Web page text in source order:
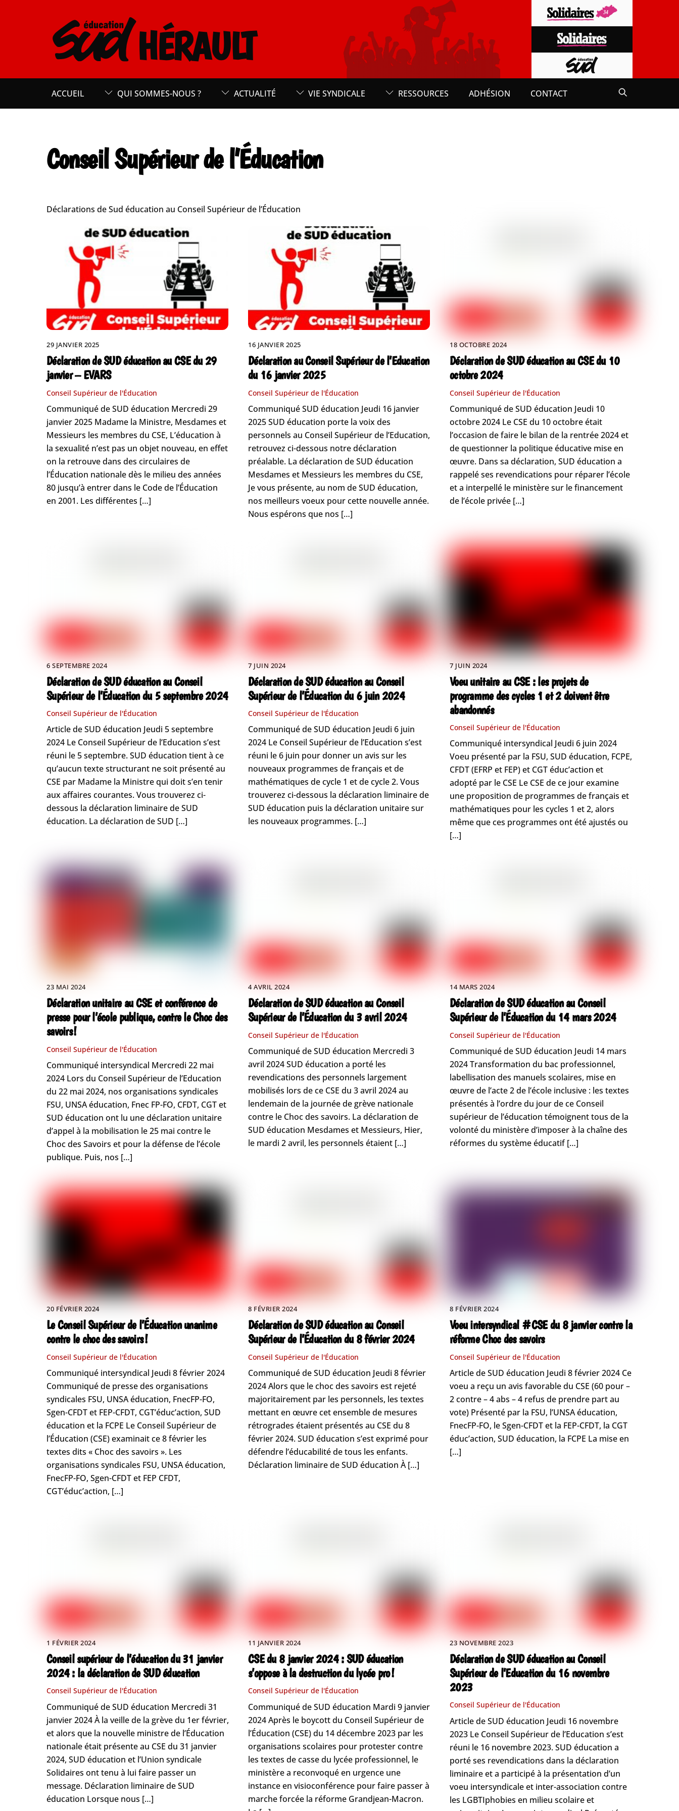
HÉRAULT
ACCUEIL QUI SOMMES-NOUS ? ACTUALITÉ VIE SYNDICALE RESSOURCES ADHÉSION CONTACT
Conseil Supérieur de l’Éducation
Déclarations de Sud éducation au Conseil Supérieur de l’Éducation
29 JANVIER 2025
Déclaration de SUD éducation au CSE du 29
janvier – EVARS
Conseil Supérieur de l'Éducation
Communiqué de SUD éducation Mercredi 29
janvier 2025 Madame la Ministre, Mesdames et
Messieurs les membres du CSE, L’éducation à
la sexualité n’est pas un objet nouveau, en effet
on la retrouve dans des circulaires de
l’Éducation nationale dès le milieu des années
80 jusqu’à entrer dans le Code de l’Éducation
en 2001. Les différentes […]
16 JANVIER 2025
Déclaration au Conseil Supérieur de l’Education
du 16 janvier 2025
Conseil Supérieur de l'Éducation
Communiqué SUD éducation Jeudi 16 janvier
2025 SUD éducation porte la voix des
personnels au Conseil Supérieur de l’Education,
retrouvez ci-dessous notre déclaration
préalable. La déclaration de SUD éducation
Mesdames et Messieurs les membres du CSE,
Je vous présente, au nom de SUD éducation,
nos meilleurs voeux pour cette nouvelle année.
Nous espérons que nos […]
18 OCTOBRE 2024
Déclaration de SUD éducation au CSE du 10
octobre 2024
Conseil Supérieur de l'Éducation
Communiqué de SUD éducation Jeudi 10
octobre 2024 Le CSE du 10 octobre était
l’occasion de faire le bilan de la rentrée 2024 et
de questionner la politique éducative mise en
œuvre. Dans sa déclaration, SUD éducation a
rappelé ses revendications pour réparer l’école
et a interpellé le ministère sur le financement
de l’école privée […]
6 SEPTEMBRE 2024
Déclaration de SUD éducation au Conseil
Supérieur de l’Éducation du 5 septembre 2024
Conseil Supérieur de l'Éducation
Article de SUD éducation Jeudi 5 septembre
2024 Le Conseil Supérieur de l’Education s’est
réuni le 5 septembre. SUD éducation tient à ce
qu’aucun texte structurant ne soit présenté au
CSE par Madame la Ministre qui doit s’en tenir
aux affaires courantes. Vous trouverez ci-
dessous la déclaration liminaire de SUD
éducation. La déclaration de SUD […]
7 JUIN 2024
Déclaration de SUD éducation au Conseil
Supérieur de l’Éducation du 6 juin 2024
Conseil Supérieur de l'Éducation
Communiqué de SUD éducation Jeudi 6 juin
2024 Le Conseil Supérieur de l’Education s’est
réuni le 6 juin pour donner un avis sur les
nouveaux programmes de français et de
mathématiques de cycle 1 et de cycle 2. Vous
trouverez ci-dessous la déclaration liminaire de
SUD éducation puis la déclaration unitaire sur
les nouveaux programmes. […]
7 JUIN 2024
Voeu unitaire au CSE : les projets de
programme des cycles 1 et 2 doivent être
abandonnés
Conseil Supérieur de l'Éducation
Communiqué intersyndical Jeudi 6 juin 2024
Voeu présenté par la FSU, SUD éducation, FCPE,
CFDT (EFRP et FEP) et CGT éduc’action et
adopté par le CSE Le CSE de ce jour examine
une proposition de programmes de français et
mathématiques pour les cycles 1 et 2, alors
même que ces programmes ont été ajustés ou
[…]
23 MAI 2024
Déclaration unitaire au CSE et conférence de
presse pour l’école publique, contre le Choc des
savoirs !
Conseil Supérieur de l'Éducation
Communiqué intersyndical Mercredi 22 mai
2024 Lors du Conseil Supérieur de l’Education
du 22 mai 2024, nos organisations syndicales
FSU, UNSA éducation, Fnec FP-FO, CFDT, CGT et
SUD éducation ont lu une déclaration unitaire
d’appel à la mobilisation le 25 mai contre le
Choc des Savoirs et pour la défense de l’école
publique. Puis, nos […]
4 AVRIL 2024
Déclaration de SUD éducation au Conseil
Supérieur de l’Éducation du 3 avril 2024
Conseil Supérieur de l'Éducation
Communiqué de SUD éducation Mercredi 3
avril 2024 SUD éducation a porté les
revendications des personnels largement
mobilisés lors de ce CSE du 3 avril 2024 au
lendemain de la journée de grève nationale
contre le Choc des savoirs. La déclaration de
SUD éducation Mesdames et Messieurs, Hier,
le mardi 2 avril, les personnels étaient […]
14 MARS 2024
Déclaration de SUD éducation au Conseil
Supérieur de l’Éducation du 14 mars 2024
Conseil Supérieur de l'Éducation
Communiqué de SUD éducation Jeudi 14 mars
2024 Transformation du bac professionnel,
labellisation des manuels scolaires, mise en
œuvre de l’acte 2 de l’école inclusive : les textes
présentés à l’ordre du jour de ce Conseil
supérieur de l’éducation témoignent tous de la
volonté du ministère d’imposer à la chaîne des
réformes du système éducatif […]
20 FÉVRIER 2024
Le Conseil Supérieur de l’Éducation unanime
contre le choc des savoirs !
Conseil Supérieur de l'Éducation
Communiqué intersyndical Jeudi 8 février 2024
Communiqué de presse des organisations
syndicales FSU, UNSA éducation, FnecFP-FO,
Sgen-CFDT et FEP-CFDT, CGT’éduc’action, SUD
éducation et la FCPE Le Conseil Supérieur de
l’Éducation (CSE) examinait ce 8 février les
textes dits « Choc des savoirs ». Les
organisations syndicales FSU, UNSA éducation,
FnecFP-FO, Sgen-CFDT et FEP CFDT,
CGT’éduc’action, […]
8 FÉVRIER 2024
Déclaration de SUD éducation au Conseil
Supérieur de l’Éducation du 8 février 2024
Conseil Supérieur de l'Éducation
Communiqué de SUD éducation Jeudi 8 février
2024 Alors que le choc des savoirs est rejeté
majoritairement par les personnels, les textes
mettant en œuvre cet ensemble de mesures
rétrogrades étaient présentés au CSE du 8
février 2024. SUD éducation s’est exprimé pour
défendre l’éducabilité de tous les enfants.
Déclaration liminaire de SUD éducation À […]
8 FÉVRIER 2024
Voeu intersyndical #CSE du 8 janvier contre la
réforme Choc des savoirs
Conseil Supérieur de l'Éducation
Article de SUD éducation Jeudi 8 février 2024 Ce
voeu a reçu un avis favorable du CSE (60 pour –
2 contre – 4 abs – 4 refus de prendre part au
vote) Présenté par la FSU, l’UNSA éducation,
FnecFP-FO, le Sgen-CFDT et la FEP-CFDT, la CGT
éduc’action, SUD éducation, la FCPE La mise en
[…]
1 FÉVRIER 2024
Conseil supérieur de l’éducation du 31 janvier
2024 : la déclaration de SUD éducation
Conseil Supérieur de l'Éducation
Communiqué de SUD éducation Mercredi 31
janvier 2024 À la veille de la grève du 1er février,
et alors que la nouvelle ministre de l’Éducation
nationale était présente au CSE du 31 janvier
2024, SUD éducation et l’Union syndicale
Solidaires ont tenu à lui faire passer un
message. Déclaration liminaire de SUD
éducation Lorsque nous […]
11 JANVIER 2024
CSE du 8 janvier 2024 : SUD éducation
s’oppose à la destruction du lycée pro !
Conseil Supérieur de l'Éducation
Communiqué de SUD éducation Mardi 9 janvier
2024 Après le boycott du Conseil Supérieur de
l’Éducation (CSE) du 14 décembre 2023 par les
organisations scolaires pour protester contre
les textes de casse du lycée professionnel, le
ministère a reconvoqué en urgence une
instance en visioconférence pour faire passer à
marche forcée la réforme Grandjean-Macron.
23 NOVEMBRE 2023
Déclaration de SUD éducation au Conseil
Supérieur de l’Education du 16 novembre
2023
Conseil Supérieur de l'Éducation
Article de SUD éducation Jeudi 16 novembre
2023 Le Conseil Supérieur de l’Education s’est
réuni le 16 novembre 2023. SUD éducation a
porté ses revendications dans la déclaration
liminaire et a participé à la présentation d’un
voeu intersyndicale et inter-association contre
les LGBTIphobies en milieu scolaire et